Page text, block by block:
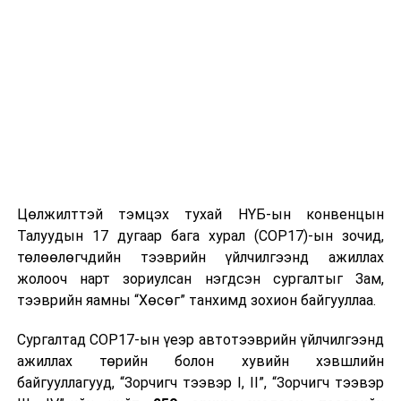
зүүн аймгуудын нутгийн зарим газраар, 15-нд говийн
аймгуудын нутгийн өмнөд хэсгээр, 17-нд төвийн
аймгуудын нутгийн зүүн хойд, зүүн аймгуудын
нутгийн хойд хэсгээр цас орж, цасан шуурга шуурна.
Салхи 14, 17-нд говь, талын нутгаар, 16-нд Алтайн
зуур секундэд 16-18 метр хүрч ширүүснэ. 14-нд
нутгийн хойд хэсгээр, 15-нд ихэнх нутгаар хүйтний
эрч чангарч Увс нуур болон Дархадын хотгор, Завхан
Цөлжилттэй тэмцэх тухай НҮБ-ын конвенцын
Талуудын 17 дугаар бага хурал (COP17)-ын зочид,
төлөөлөгчдийн тээврийн үйлчилгээнд ажиллах
жолооч нарт зориулсан нэгдсэн сургалтыг Зам,
тээврийн яамны “Хөсөг” танхимд зохион байгууллаа.
Сургалтад COP17-ын үеэр автотээврийн үйлчилгээнд
ажиллах төрийн болон хувийн хэвшлийн
байгууллагууд, “Зорчигч тээвэр I, II”, “Зорчигч тээвэр